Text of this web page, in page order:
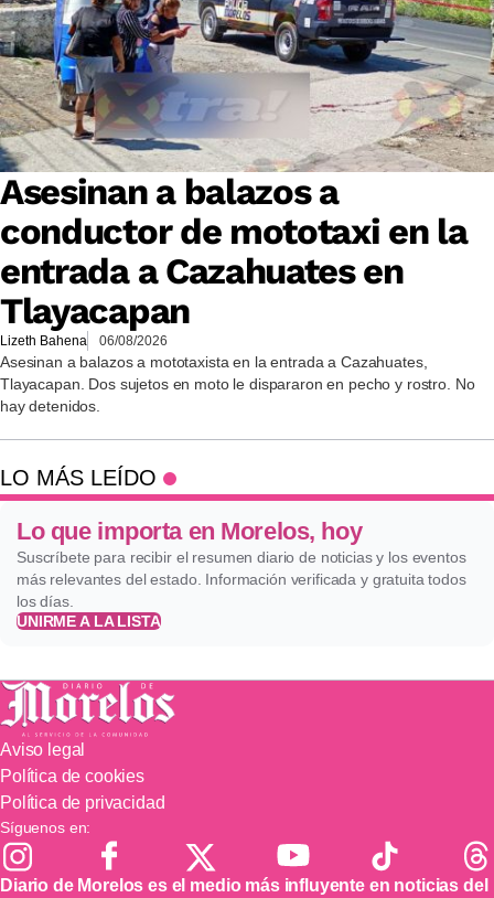
Asesinan a balazos a
conductor de mototaxi en la
entrada a Cazahuates en
Tlayacapan
Lizeth Bahena 06/08/2026
Asesinan a balazos a mototaxista en la entrada a Cazahuates,
Tlayacapan. Dos sujetos en moto le dispararon en pecho y rostro. No
hay detenidos.
LO MÁS LEÍDO
Lo que importa en Morelos, hoy
Suscríbete para recibir el resumen diario de noticias y los eventos
más relevantes del estado. Información verificada y gratuita todos
los días.
UNIRME A LA LISTA
Aviso legal
Política de cookies
Política de privacidad
Síguenos en:
Diario de Morelos es el medio más influyente en noticias del